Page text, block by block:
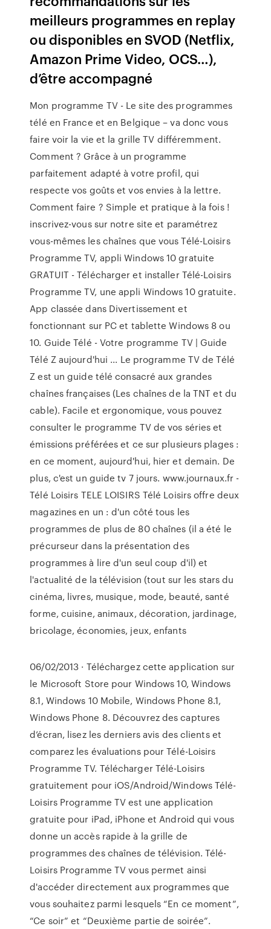
meilleurs programmes en replay
ou disponibles en SVOD (Netflix,
Amazon Prime Video, OCS…),
d’être accompagné
Mon programme TV - Le site des programmes
télé en France et en Belgique – va donc vous
faire voir la vie et la grille TV différemment.
Comment ? Grâce à un programme
parfaitement adapté à votre profil, qui
respecte vos goûts et vos envies à la lettre.
Comment faire ? Simple et pratique à la fois !
inscrivez-vous sur notre site et paramétrez
vous-mêmes les chaînes que vous Télé-Loisirs
Programme TV, appli Windows 10 gratuite
GRATUIT - Télécharger et installer Télé-Loisirs
Programme TV, une appli Windows 10 gratuite.
App classée dans Divertissement et
fonctionnant sur PC et tablette Windows 8 ou
10. Guide Télé - Votre programme TV | Guide
Télé Z aujourd'hui ... Le programme TV de Télé
Z est un guide télé consacré aux grandes
chaînes françaises (Les chaînes de la TNT et du
cable). Facile et ergonomique, vous pouvez
consulter le programme TV de vos séries et
émissions préférées et ce sur plusieurs plages :
en ce moment, aujourd'hui, hier et demain. De
plus, c'est un guide tv 7 jours. www.journaux.fr -
Télé Loisirs TELE LOISIRS Télé Loisirs offre deux
magazines en un : d'un côté tous les
programmes de plus de 80 chaînes (il a été le
précurseur dans la présentation des
programmes à lire d'un seul coup d'il) et
l'actualité de la télévision (tout sur les stars du
cinéma, livres, musique, mode, beauté, santé
forme, cuisine, animaux, décoration, jardinage,
bricolage, économies, jeux, enfants
06/02/2013 · Téléchargez cette application sur
le Microsoft Store pour Windows 10, Windows
8.1, Windows 10 Mobile, Windows Phone 8.1,
Windows Phone 8. Découvrez des captures
d’écran, lisez les derniers avis des clients et
comparez les évaluations pour Télé-Loisirs
Programme TV. Télécharger Télé-Loisirs
gratuitement pour iOS/Android/Windows Télé-
Loisirs Programme TV est une application
gratuite pour iPad, iPhone et Android qui vous
donne un accès rapide à la grille de
programmes des chaînes de télévision. Télé-
Loisirs Programme TV vous permet ainsi
d'accéder directement aux programmes que
vous souhaitez parmi lesquels “En ce moment”,
“Ce soir” et “Deuxième partie de soirée”.